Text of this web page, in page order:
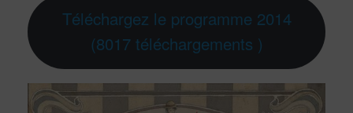
Téléchargez le programme 2014
(8017 téléchargements )